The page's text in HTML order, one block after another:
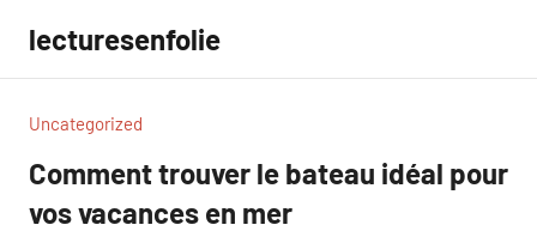
contenu
lecturesenfolie
Uncategorized
Comment trouver le bateau idéal pour
vos vacances en mer